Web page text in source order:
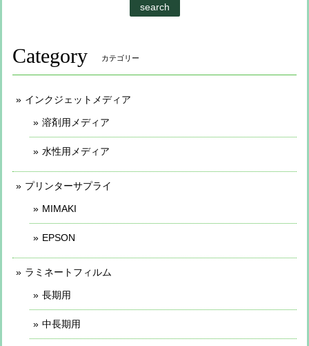
search
Category カテゴリー
インクジェットメディア
溶剤用メディア
水性用メディア
プリンターサプライ
MIMAKI
EPSON
ラミネートフィルム
長期用
中長期用